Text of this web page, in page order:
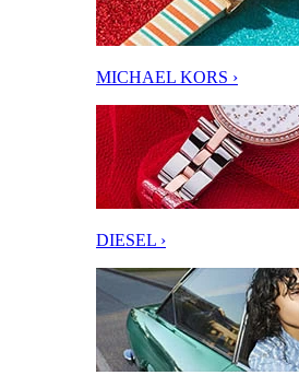
MICHAEL KORS ›
DIESEL ›